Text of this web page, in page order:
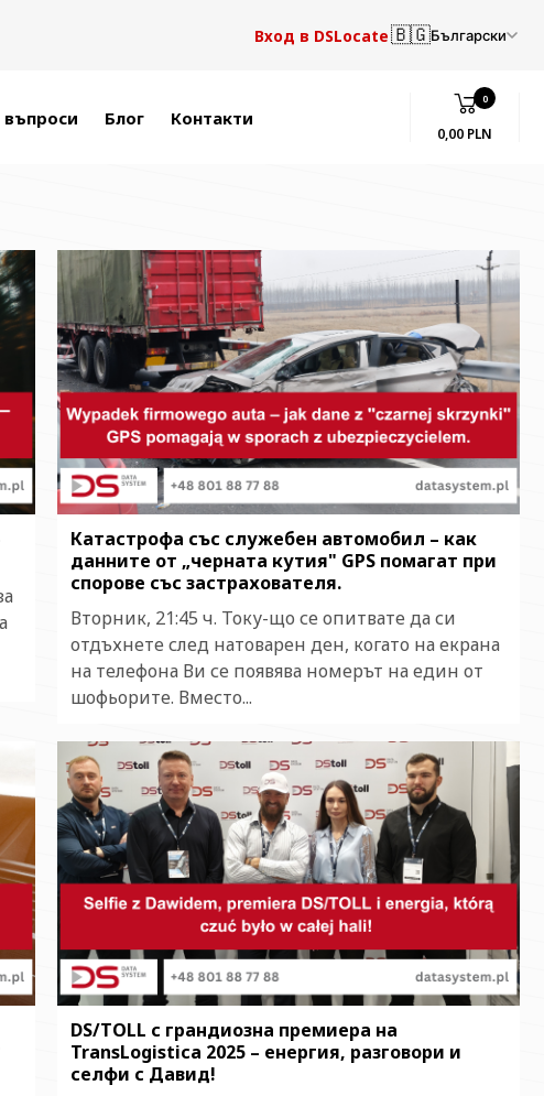
Вход в DSLocate🇧🇬Български
въпроси Блог Контакти
0
0,00 PLN
Катастрофа със служебен автомобил – как
данните от „черната кутия" GPS помагат при
спорове със застрахователя.
Вторник, 21:45 ч. Току-що се опитвате да си
отдъхнете след натоварен ден, когато на екрана
на телефона Ви се появява номерът на един от
шофьорите. Вместо...
DS/TOLL с грандиозна премиера на
TransLogistica 2025 – енергия, разговори и
селфи с Давид!